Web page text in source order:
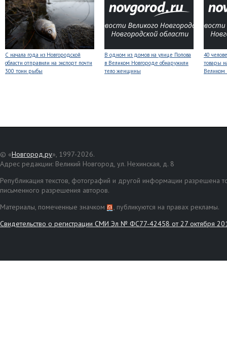
С начала года из Новгородской
области отправили на экспорт почти
300 тонн рыбы
В одном из домов на улице Попова
в Великом Новгороде обнаружили
тело женщины
40
товары
Великом
© «Новгород.ру», 1997-2026.
Адрес редакции: Великий Новгород, ул. Нехинская, д. 8
Републикация текстов, фотографий и другой информации разрешена
письменного разрешения авторов.
Материалы, помеченные значком
, публикуются на правах рекламы.
Свидетельство о регистрации СМИ Эл № ФС77-42458 от 27 октября